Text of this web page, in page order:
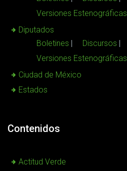
Versiones Estenográficas
Diputados
Boletines
Discursos
Versiones Estenográficas
Ciudad de México
Estados
Contenidos
Actitud Verde